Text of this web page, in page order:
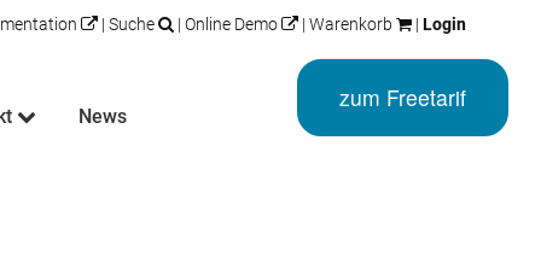
| Suche | Online Demo | Warenkorb | Login
zum Freetarif
und
mehr
News